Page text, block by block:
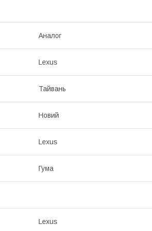
Аналог
Lexus
Тайвань
Новий
Lexus
Гума
Lexus